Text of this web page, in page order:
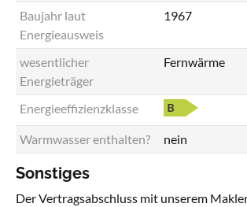
Baujahr laut
Energieausweis
1967
wesentlicher
Energieträger
Fernwärme
Energieeffizienzklasse
Warmwasser enthalten? nein
Sonstiges
Der Vertragsabschluss mit unserem